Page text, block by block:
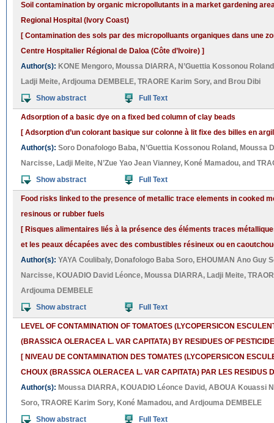
Soil contamination by organic micropollutants in a market gardening
Regional Hospital (Ivory Coast)
[ Contamination des sols par des micropolluants organiques dans une
Centre Hospitalier Régional de Daloa (Côte d’Ivoire) ]
Author(s): KONE Mengoro, Moussa DIARRA, N’Guettia Kossonou Roland
Ladji Meite, Ardjouma DEMBELE, TRAORE Karim Sory, and Brou Dibi
Show abstract
Full Text
Adsorption of a basic dye on a fixed bed column of clay beads
[ Adsorption d’un colorant basique sur colonne à lit fixe des billes en
Author(s): Soro Donafologo Baba, N’Guettia Kossonou Roland , Moussa
Narcisse, Ladji Meite, N’Zue Yao Jean Vianney, Koné Mamadou, and
Show abstract
Full Text
Food risks linked to the presence of metallic trace elements in cooked
resinous or rubber fuels
[ Risques alimentaires liés à la présence des éléments traces
et les peaux décapées avec des combustibles résineux ou en
Author(s): YAYA Coulibaly, Donafologo Baba Soro, EHOUMAN Ano Guy
Narcisse, KOUADIO David Léonce, Moussa DIARRA, Ladji Meite,
Ardjouma DEMBELE
Show abstract
Full Text
LEVEL OF CONTAMINATION OF TOMATOES (LYCOPERSICON
(BRASSICA OLERACEA L. VAR CAPITATA) BY RESIDUES OF
[ NIVEAU DE CONTAMINATION DES TOMATES (LYCOPERSICON
CHOUX (BRASSICA OLERACEA L. VAR CAPITATA) PAR LES RESIDUS
Author(s): Moussa DIARRA, KOUADIO Léonce David , ABOUA Kouassi
Soro, TRAORE Karim Sory, Koné Mamadou, and Ardjouma DEMBELE
Show abstract
Full Text